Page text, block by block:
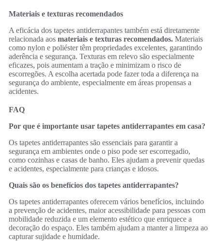
Materiais e texturas recomendados
A eficácia dos tapetes antiderrapantes também está diretamente
relacionada aos materiais e texturas recomendados. Materiais
como nylon e poliéster têm propriedades excelentes, garantindo
aderência e segurança. Texturas em relevo são especialmente
eficazes, pois aumentam a tração e minimizam o risco de
escorregões. A escolha acertada pode fazer toda a diferença na
segurança do ambiente, especialmente em áreas propensas a
acidentes.
FAQ
Por que é importante usar tapetes antiderrapantes em casa?
Os tapetes antiderrapantes são essenciais para garantir a
segurança em ambientes onde o piso pode ser escorregadio,
como cozinhas e casas de banho. Eles ajudam a prevenir quedas
e acidentes, especialmente para crianças e idosos.
Quais são os benefícios dos tapetes antiderrapantes?
Os tapetes antiderrapantes oferecem vários benefícios, incluindo
a prevenção de acidentes, maior acessibilidade para pessoas com
mobilidade reduzida e um elemento estético que enriquece a
decoração do espaço. Eles também ajudam a manter a limpeza ao
capturar sujidade e humidade.